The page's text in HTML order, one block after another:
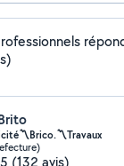
〽️Brico.〽️Travaux
(132 avis)